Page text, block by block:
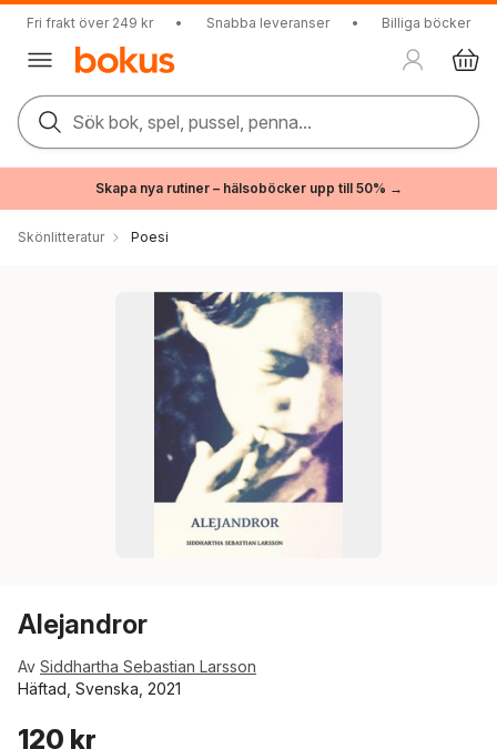
Fri frakt över 249 kr • Snabba leveranser • Billiga böcker
Sök bok, spel, pussel, penna...
Skapa nya rutiner – hälsoböcker upp till 50% →
Skönlitteratur Poesi
Alejandror
Av Siddhartha Sebastian Larsson
Häftad, Svenska, 2021
120 kr